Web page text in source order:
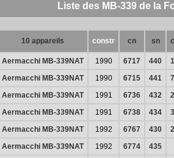
Liste des MB-339 de la
10 appareils constr cn sn
Aermacchi MB-339NAT 1990 6717 440 1
Aermacchi MB-339NAT
1990 6715 441 7
Aermacchi MB-339NAT
1991 6736 432 2
Aermacchi MB-339NAT
1991 6738 434 3
Aermacchi MB-339NAT
1992 6767 430 2
Aermacchi MB-339NAT
1992 6774 435